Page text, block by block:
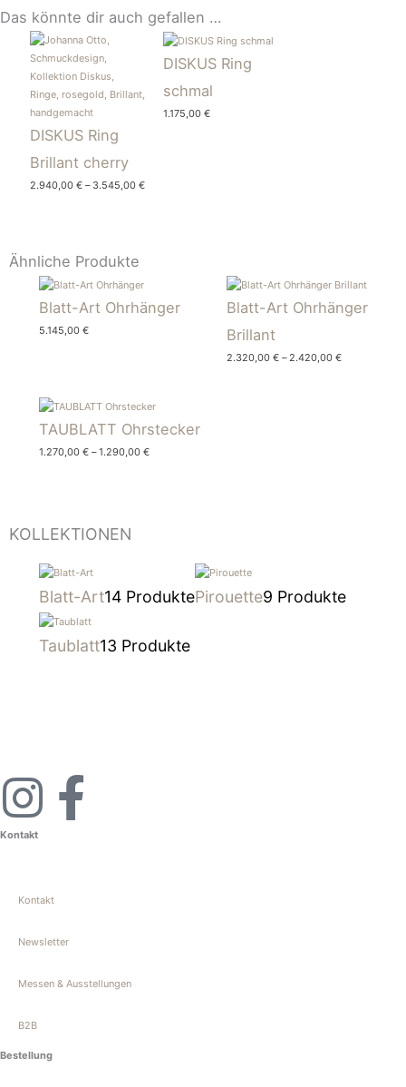
Das könnte dir auch gefallen …
DISKUS Ring
Brillant cherry
2.940,00 €– 3.545,00 €
DISKUS Ring
schmal
1.175,00€
Ähnliche Produkte
Blatt-Art Ohrhänger
5.145,00 €
Blatt-Art Ohrhänger
Brillant
2.320,00€ –2.420,00€
TAUBLATT Ohrstecker
1.270,00 €–1.290,00 €
KOLLEKTIONEN
Blatt-Art14 ProduktePirouette9 Produkte
Taublatt13 Produkte
I
n
s
t
a
g
r
F
b
Kontakt
Kontakt
Newsletter
Messen & Ausstellungen
B2B
Bestellung